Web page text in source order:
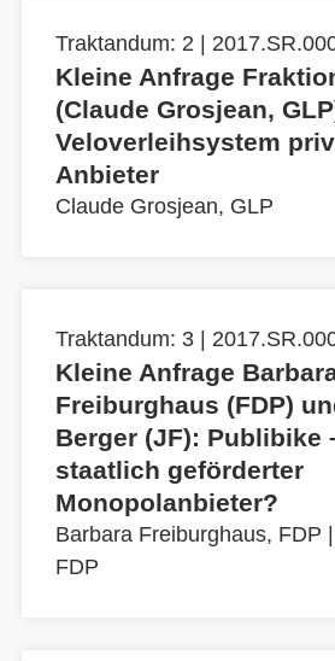
Traktandum: 2 |
Kleine Anfrage
(Claude Grosjean,
Veloverleihsystem
Anbieter
Claude Grosjean, GLP
Traktandum: 3 |
Kleine Anfrage
Freiburghaus (FDP)
Berger (JF): Publibike
staatlich geförderter
Monopolanbieter?
Barbara Freiburghaus, FDP
FDP